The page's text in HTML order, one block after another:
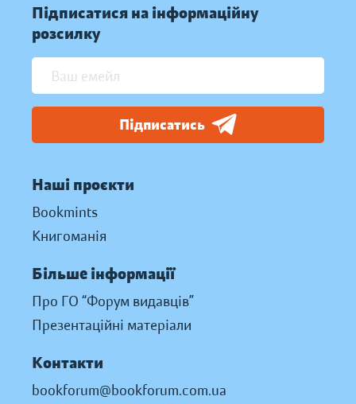
Підписатися на інформаційну
розсилку
Підписатись
Наші проєкти
Bookmints
Книгоманія
Більше інформації
Про ГО “Форум видавців”
Презентаційні матеріали
Контакти
bookforum@bookforum.com.ua